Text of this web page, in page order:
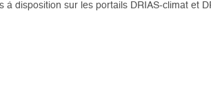
à disposition sur les portails DRIAS-climat et